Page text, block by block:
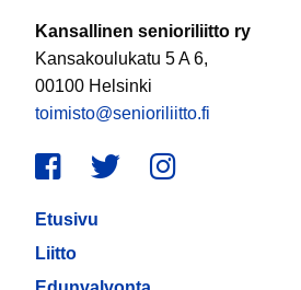
Kansallinen senioriliitto ry
Kansakoulukatu 5 A 6,
00100 Helsinki
toimisto@senioriliitto.fi
Facebook
TwitterInstagram
Etusivu
Liitto